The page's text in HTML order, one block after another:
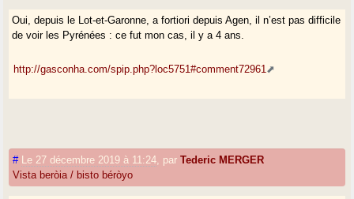
Oui, depuis le Lot-et-Garonne, a fortiori depuis Agen, il n’est pas difficile
de voir les Pyrénées : ce fut mon cas, il y a 4 ans.
http://gasconha.com/spip.php?loc5751#comment72961
# Le 27 décembre 2019 à 11:24 parTederic MERGER
Vista beròia / bisto béròyo